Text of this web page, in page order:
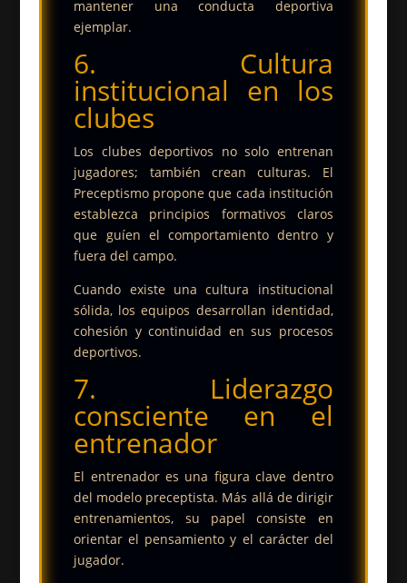
mantener una conducta deportiva
ejemplar.
6. Cultura
institucional en los
clubes
Los clubes deportivos no solo entrenan
jugadores; también crean culturas. El
Preceptismo propone que cada institución
establezca principios formativos claros
que guíen el comportamiento dentro y
fuera del campo.
Cuando existe una cultura institucional
sólida, los equipos desarrollan identidad,
cohesión y continuidad en sus procesos
deportivos.
7. Liderazgo
consciente en el
entrenador
El entrenador es una figura clave dentro
del modelo preceptista. Más allá de dirigir
entrenamientos, su papel consiste en
orientar el pensamiento y el carácter del
jugador.